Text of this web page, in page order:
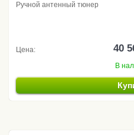
Ручной антенный тюнер
Цена: 40
В